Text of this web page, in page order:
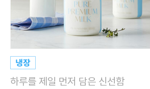
하루를 제일 먼저 담은 신선함